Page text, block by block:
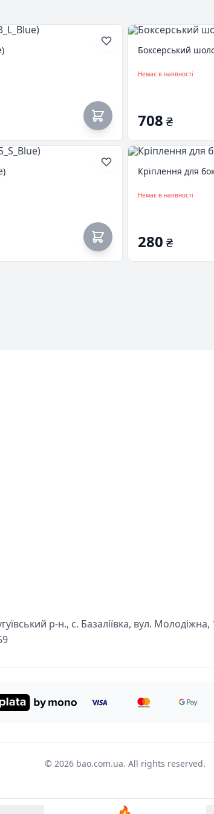
Боксерський
Немає в наявності
708 ₴
Кріплення для
Немає в наявності
280 ₴
р-н., с. Базаліївка, вул. Молодіжна,
© 2026 bao.com.ua. All rights reserved.